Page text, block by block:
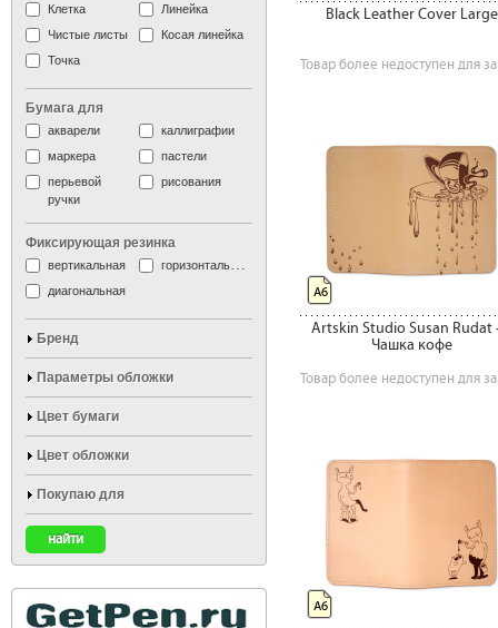
Black Leather Cover Large
Товар более недоступен для
Artskin Studio Susan
Чашка кофе
Товар более недоступен для
А6
А6
Клетка
Линейка
Чистые листы
Косая линейка
Точка
Бумага для
акварели
каллиграфии
маркера
пастели
перьевой
ручки
рисования
Фиксирующая резинка
вертикальная
горизонтальная
диагональная
Бренд
Параметры обложки
Цвет бумаги
Цвет обложки
Покупаю для